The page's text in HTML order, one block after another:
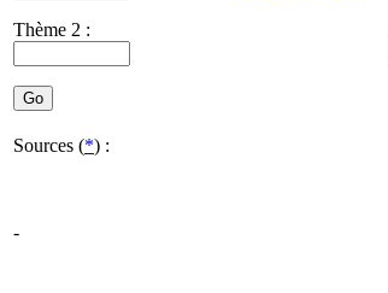
Thème 2 :
Sources (*) :
-